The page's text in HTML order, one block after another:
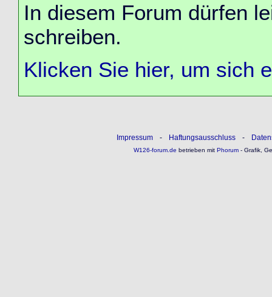
In diesem Forum dürfen
schreiben.
Klicken Sie hier, um sich
Impressum - Haftungsausschluss -
W126-forum.de betrieben mitPhorum- Grafik,